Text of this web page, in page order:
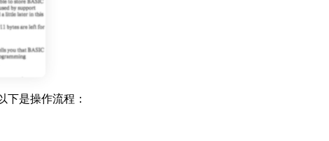
下是操作流程：